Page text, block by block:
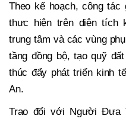
Theo kế hoạch, công
thực hiện trên diện tích
trung tâm và các vùng
tầng đồng bộ, tạo quỹ
thúc đẩy phát triển kinh
An.
Trao đổi với Người Đưa